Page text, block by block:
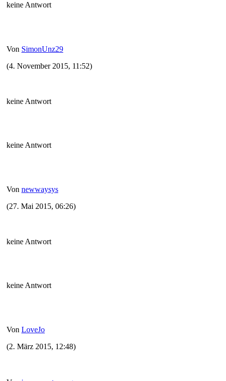
keine Antwort
Von SimonUnz29
(4. November 2015, 11:52)
keine Antwort
keine Antwort
Von newwaysys
(27. Mai 2015, 06:26)
keine Antwort
keine Antwort
Von LoveJo
(2. März 2015, 12:48)